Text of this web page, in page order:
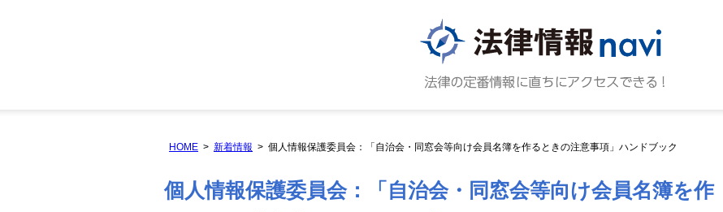
HOME 新着情報 個人情報保護委員会：「自治会・同窓会等向け会員名簿を作るときの注意事項」ハンドブック
個人情報保護委員会：「自治会・同窓会等向け会員名簿を作